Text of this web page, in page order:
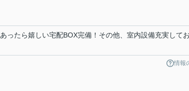
ったら嬉しい宅配BOX完備！その他、室内設備充実して
情報